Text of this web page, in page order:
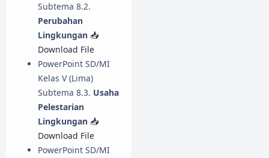
Subtema 8.2.
Perubahan
Lingkungan 📥
Download File
PowerPoint SD/MI
Kelas V (Lima)
Subtema 8.3. Usaha
Pelestarian
Lingkungan 📥
Download File
PowerPoint SD/MI